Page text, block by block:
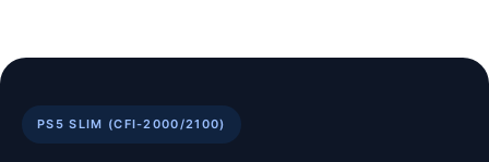
content
PS5 SLIM (CFI-2000/2100)